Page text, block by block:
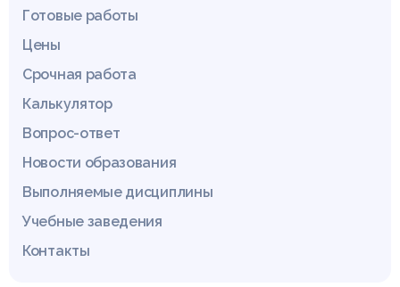
Готовые работы
Цены
Срочная работа
Калькулятор
Вопрос-ответ
Новости образования
Выполняемые дисциплины
Учебные заведения
Контакты